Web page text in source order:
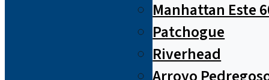
Manhattan Este
Patchogue
Riverhead